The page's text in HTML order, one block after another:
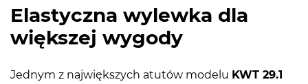
Elastyczna wylewka dla
większej wygody
Jednym z największych atutów modelu KWT 29.1